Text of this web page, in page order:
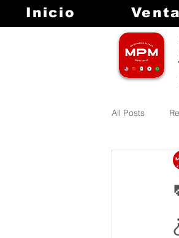
Inicio Venta
All Posts